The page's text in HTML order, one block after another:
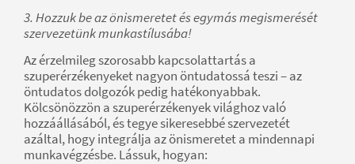
3. Hozzuk be az önismeretet és egymás megismerését
szervezetünk munkastílusába!
Az érzelmileg szorosabb kapcsolattartás a
szuperérzékenyeket nagyon öntudatossá teszi – az
öntudatos dolgozók pedig hatékonyabbak.
Kölcsönözzön a szuperérzékenyek világhoz való
hozzáállásából, és tegye sikeresebbé szervezetét
azáltal, hogy integrálja az önismeretet a mindennapi
munkavégzésbe. Lássuk, hogyan: